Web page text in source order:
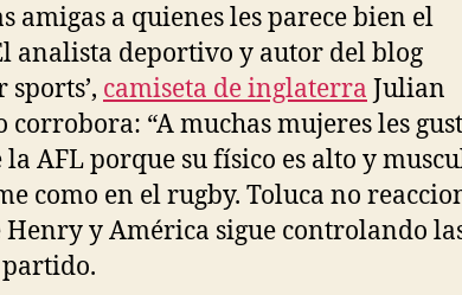
amigas a quienes les parece bien el
analista deportivo y autor del blog
sports’, camiseta de inglaterra Julian
corrobora: “A muchas mujeres les
la AFL porque su físico es alto y
como en el rugby. Toluca no
Henry y América sigue controlando